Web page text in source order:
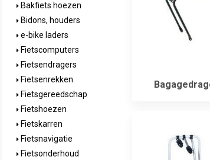
Bakfiets hoezen
Bidons, houders
e-bike laders
Fietscomputers
Fietsendragers
Fietsenrekken
Fietsgereedschap
Fietshoezen
Fietskarren
Fietsnavigatie
Fietsonderhoud